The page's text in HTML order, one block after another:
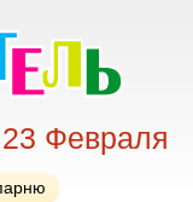
Февраля